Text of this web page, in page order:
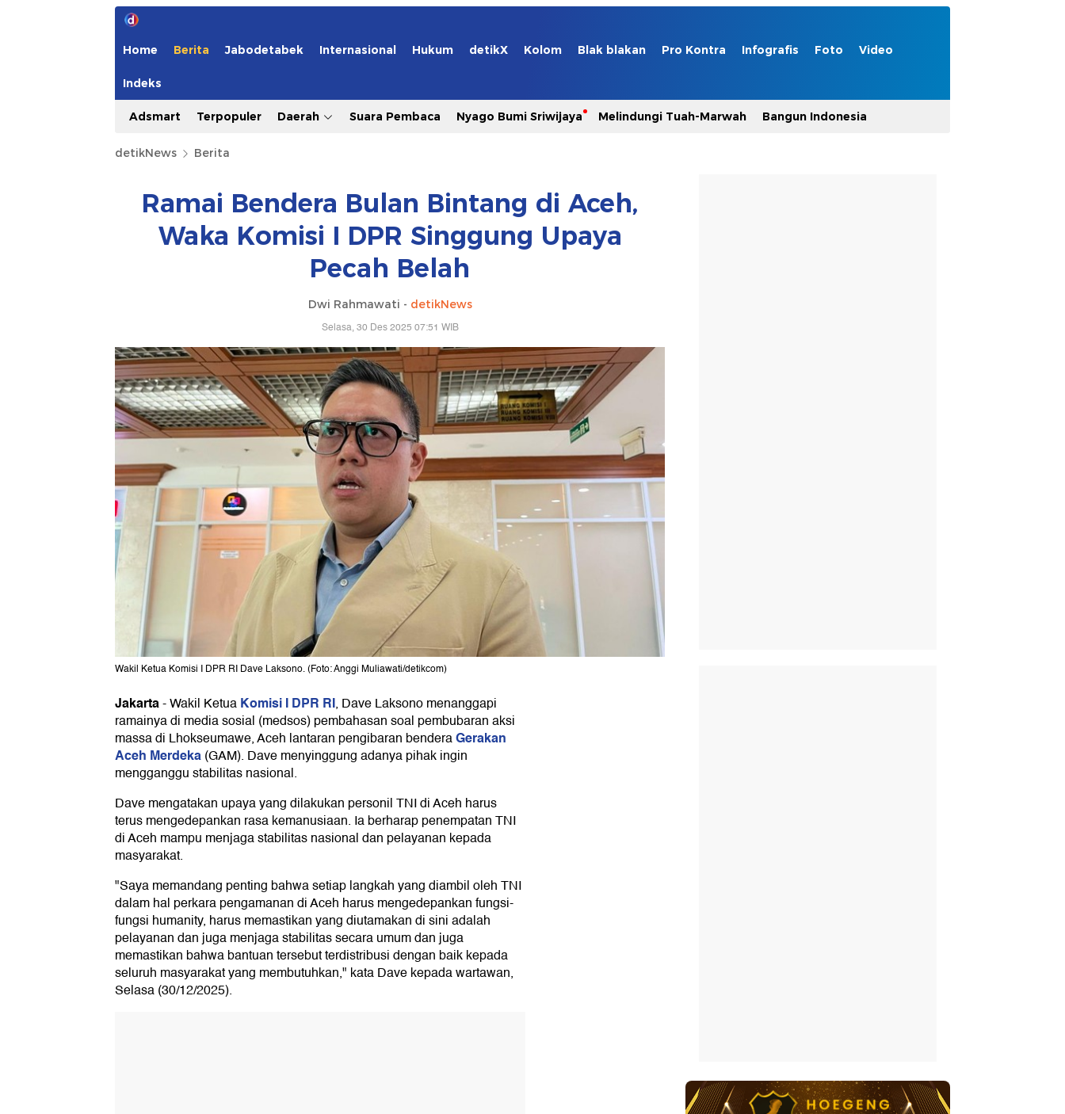
Home Berita Jabodetabek Internasional Hukum detikX Kolom Blak blakan Pro Kontra Infografis Foto Video
Indeks
Adsmart Terpopuler Daerah Suara Pembaca Nyago Bumi Sriwijaya Melindungi Tuah-Marwah Bangun Indonesia
detikNews Berita
Ramai Bendera Bulan Bintang di Aceh,
Waka Komisi I DPR Singgung Upaya
Pecah Belah
Dwi Rahmawati - detikNews
Selasa, 30 Des 2025 07:51 WIB
Wakil Ketua Komisi I DPR RI Dave Laksono. (Foto: Anggi Muliawati/detikcom)
Jakarta-Wakil KetuaKomisi I DPR RI, Dave Laksono menanggapi
ramainya di media sosial (medsos) pembahasan soal pembubaran aksi
massa di Lhokseumawe, Aceh lantaran pengibaran benderaGerakan
Aceh Merdeka(GAM). Dave menyinggung adanya pihak ingin
mengganggu stabilitas nasional.
Dave mengatakan upaya yang dilakukan personil TNI di Aceh harus
terus mengedepankan rasa kemanusiaan. Ia berharap penempatan TNI
di Aceh mampu menjaga stabilitas nasional dan pelayanan kepada
masyarakat.
"Saya memandang penting bahwa setiap langkah yang diambil oleh TNI
dalam hal perkara pengamanan di Aceh harus mengedepankan fungsi-
fungsi humanity, harus memastikan yang diutamakan di sini adalah
pelayanan dan juga menjaga stabilitas secara umum dan juga
memastikan bahwa bantuan tersebut terdistribusi dengan baik kepada
seluruh masyarakat yang membutuhkan," kata Dave kepada wartawan,
Selasa (30/12/2025).